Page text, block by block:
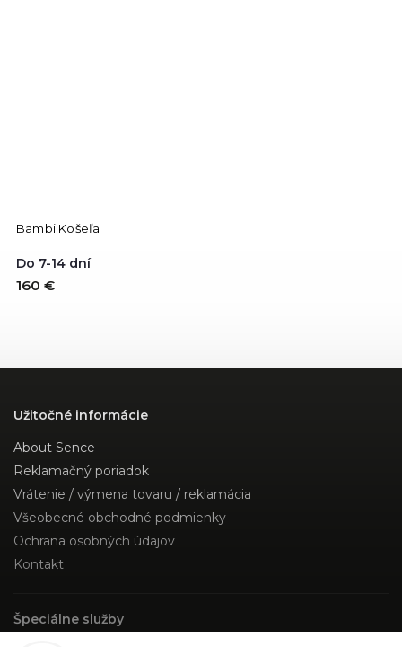
Bambi Košeľa
Do 7-14 dní
160 €
Užitočné informácie
About Sence
Reklamačný poriadok
Vrátenie / výmena tovaru / reklamácia
Všeobecné obchodné podmienky
Ochrana osobných údajov
Kontakt
Špeciálne služby